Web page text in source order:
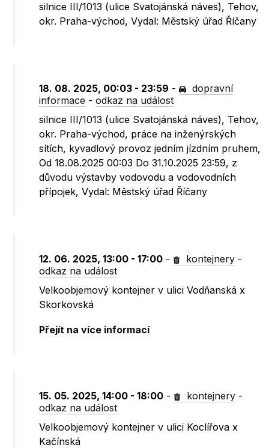
silnice III/1013 (ulice Svatojánská náves), Tehov,
okr. Praha-východ, Vydal: Městský úřad Říčany
18. 08. 2025, 00:03 - 23:59 -
dopravní
informace -odkaz na událost
silnice III/1013 (ulice Svatojánská náves), Tehov,
okr. Praha-východ, práce na inženýrských
sítích, kyvadlový provoz jedním jízdním pruhem,
Od 18.08.2025 00:03 Do 31.10.2025 23:59, z
důvodu výstavby vodovodu a vodovodních
přípojek, Vydal: Městský úřad Říčany
12. 06. 2025, 13:00 - 17:00 - kontejnery -
odkaz na událost
Velkoobjemový kontejner v ulici Vodňanská x
Skorkovská
Přejít na více informací
15. 05. 2025, 14:00 - 18:00 - kontejnery -
odkaz na událost
Velkoobjemový kontejner v ulici Koclířova x
Kačínská